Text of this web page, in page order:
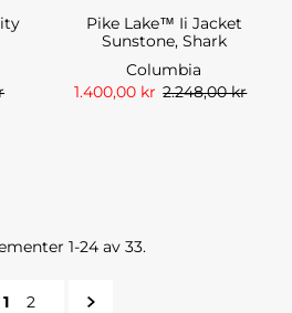
Pike Lake™ Ii Jacket
Sunstone, Shark
Columbia
1.400,00 kr 2.248,00 kr
1-24 av 33.
1 2